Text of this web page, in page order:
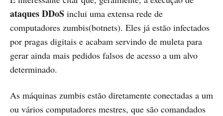
ataques DDoS inclui uma extensa rede de
computadores zumbis(botnets). Eles já estão infectados
por pragas digitais e acabam servindo de muleta para
gerar ainda mais pedidos falsos de acesso a um alvo
determinado.
As máquinas zumbis estão diretamente conectadas a um
ou vários computadores mestres, que são comandados